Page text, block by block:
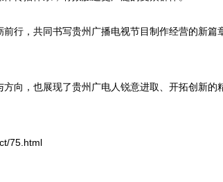
行，共同书写贵州广播电视节目制作经营的新篇
向，也展现了贵州广电人锐意进取、开拓创新的
75.html